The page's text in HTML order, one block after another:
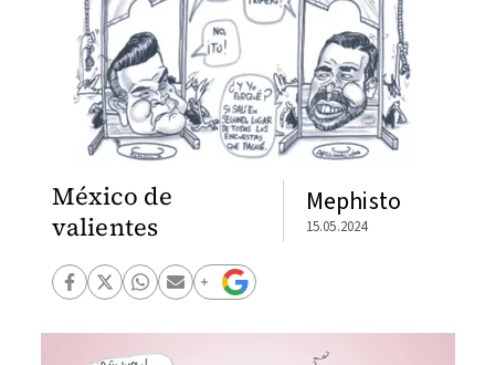
México de
valientes
Mephisto
15.05.2024